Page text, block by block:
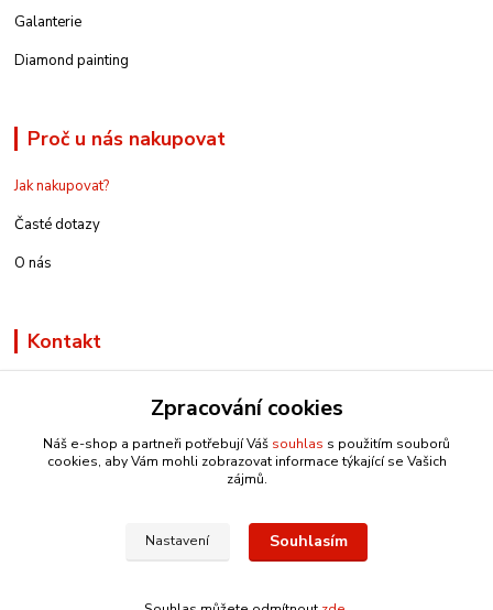
Galanterie
Diamond painting
Proč u nás nakupovat
Jak nakupovat?
Časté dotazy
O nás
Kontakt
info@e-rucniprace.cz
Copyright © 2011-2024 IRP
Zpracování cookies
Náš e-shop a partneři potřebují Váš souhlas s použitím souborů
cookies, aby Vám mohli zobrazovat informace týkající se Vašich
zájmů.
Nastavení Souhlasím